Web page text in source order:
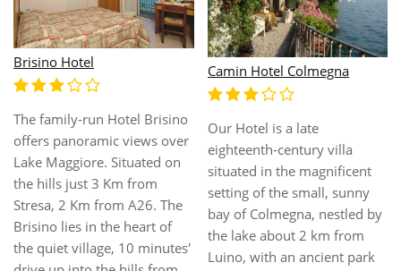
Camin Hotel Luino
Camin Hotel Luino**** is a
lovely villa in liberty style
(high frescoed ceilings,
stained glass leaded
windows) across from Lake
Maggiore facing the
promenade. It was
Carl & Do
Апартаменты
Фешенебельные
замечательно
расположены. До центра
курортного городка Baveno
всего 500 метров, а
побережье озера всего в
нескольких минутах
ходьбы. Все апартаменты